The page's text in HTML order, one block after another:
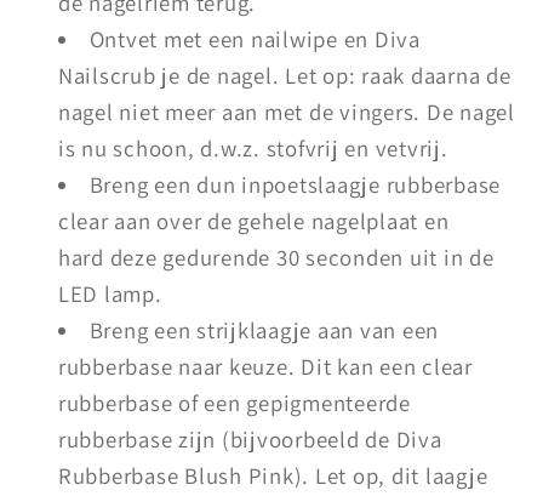
Ontvet met een nailwipe en Diva
Nailscrub je de nagel. Let op: raak daarna de
nagel niet meer aan met de vingers. De nagel
is nu schoon, d.w.z. stofvrij en vetvrij.
Breng een dun inpoetslaagje rubberbase
clear aan over de gehele nagelplaat en
hard deze gedurende 30 seconden uit in de
LED lamp.
Breng een strijklaagje aan van een
rubberbase naar keuze. Dit kan een clear
rubberbase of een gepigmenteerde
rubberbase zijn (bijvoorbeeld de Diva
Rubberbase Blush Pink). Let op, dit laagje